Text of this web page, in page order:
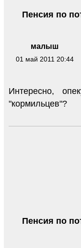
малыш
01 май 2011 20:44
Пенсия по
Интересно,
"кормильцев"?
Пенсия по